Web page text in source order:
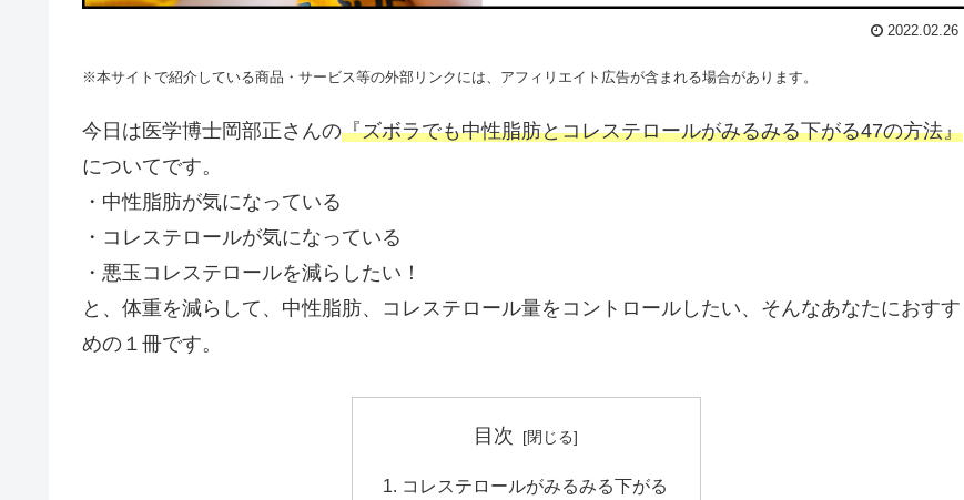
2022.02.26
※本サイトで紹介している商品・サービス等の外部リンクには、アフィリエイト広告が含まれる場合があります。
今日は医学博士岡部正さんの『ズボラでも中性脂肪とコレステロールがみるみる下がる47の方法』
についてです。
・中性脂肪が気になっている
・コレステロールが気になっている
・悪玉コレステロールを減らしたい！
と、体重を減らして、中性脂肪、コレステロール量をコントロールしたい、そんなあなたにおすす
めの１冊です。
目次
コレステロールがみるみる下がる